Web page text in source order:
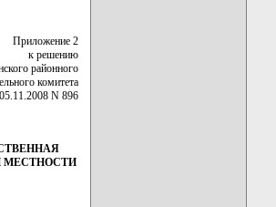
Приложение 2
к решению
районного
комитета
05.11.2008 N 896
МЕСТНОСТИ